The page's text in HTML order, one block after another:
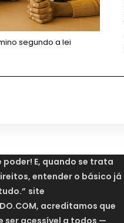
segundo a lei
poder! E, quando se trata
entender o básico já
site
acreditamos que
ser acessível a todos —